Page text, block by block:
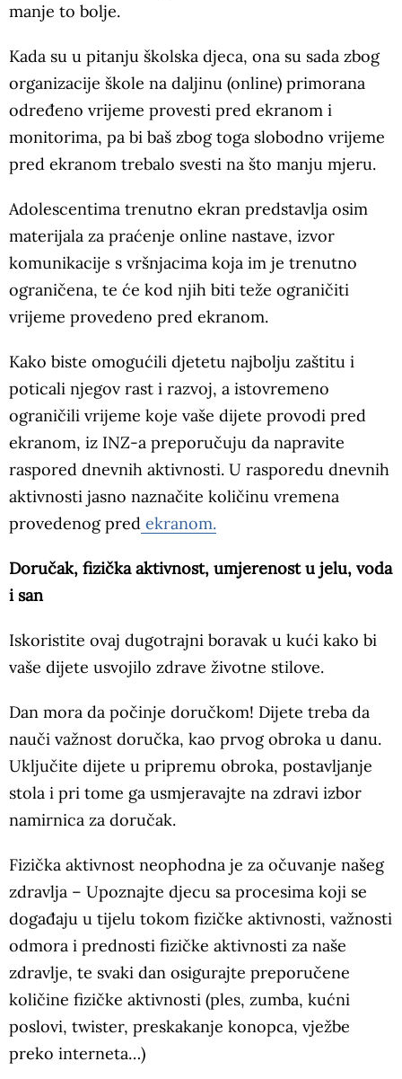
manje to bolje.
Kada su u pitanju školska djeca, ona su sada zbog
organizacije škole na daljinu (online) primorana
određeno vrijeme provesti pred ekranom i
monitorima, pa bi baš zbog toga slobodno vrijeme
pred ekranom trebalo svesti na što manju mjeru.
Adolescentima trenutno ekran predstavlja osim
materijala za praćenje online nastave, izvor
komunikacije s vršnjacima koja im je trenutno
ograničena, te će kod njih biti teže ograničiti
vrijeme provedeno pred ekranom.
Kako biste omogućili djetetu najbolju zaštitu i
poticali njegov rast i razvoj, a istovremeno
ograničili vrijeme koje vaše dijete provodi pred
ekranom, iz INZ-a preporučuju da napravite
raspored dnevnih aktivnosti. U rasporedu dnevnih
aktivnosti jasno naznačite količinu vremena
provedenog pred ekranom.
Doručak, fizička aktivnost, umjerenost u jelu, voda
i san
Iskoristite ovaj dugotrajni boravak u kući kako bi
vaše dijete usvojilo zdrave životne stilove.
Dan mora da počinje doručkom! Dijete treba da
nauči važnost doručka, kao prvog obroka u danu.
Uključite dijete u pripremu obroka, postavljanje
stola i pri tome ga usmjeravajte na zdravi izbor
namirnica za doručak.
Fizička aktivnost neophodna je za očuvanje našeg
zdravlja – Upoznajte djecu sa procesima koji se
događaju u tijelu tokom fizičke aktivnosti, važnosti
odmora i prednosti fizičke aktivnosti za naše
zdravlje, te svaki dan osigurajte preporučene
količine fizičke aktivnosti (ples, zumba, kućni
poslovi, twister, preskakanje konopca, vježbe
preko interneta…)